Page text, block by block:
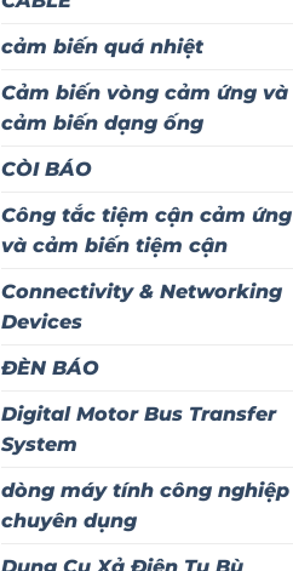
cảm biến quá nhiệt
Cảm biến vòng cảm ứng và
cảm biến dạng ống
CÒI BÁO
Công tắc tiệm cận cảm ứng
và cảm biến tiệm cận
Connectivity & Networking
Devices
ĐÈN BÁO
Digital Motor Bus Transfer
System
dòng máy tính công nghiệp
chuyên dụng